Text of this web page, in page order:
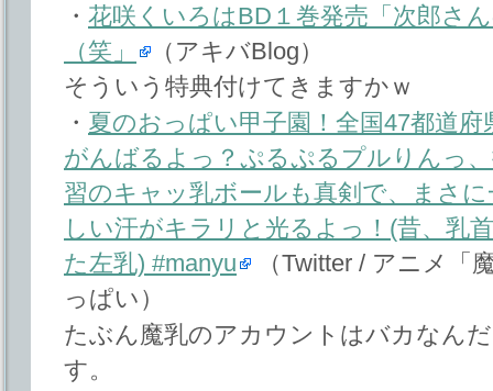
・ 花咲くいろはBD１巻発売「次郎さ
（笑」
（アキバBlog）
そういう特典付けてきますかｗ
・ 夏のおっぱい甲子園！全国47都道
がんばるよっ？ぷるぷるプルりんっ
習のキャッ乳ボールも真剣で、まさ
しい汗がキラリと光るよっ！(昔、乳
た左乳) #manyu
（Twitter / アニメ「
っぱい）
たぶん魔乳のアカウントはバカなん
す。